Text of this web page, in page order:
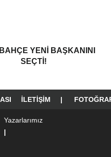
YENI BAŞKANINI
SEÇTI!
İLETIŞIM |
Yazarlarımız
|